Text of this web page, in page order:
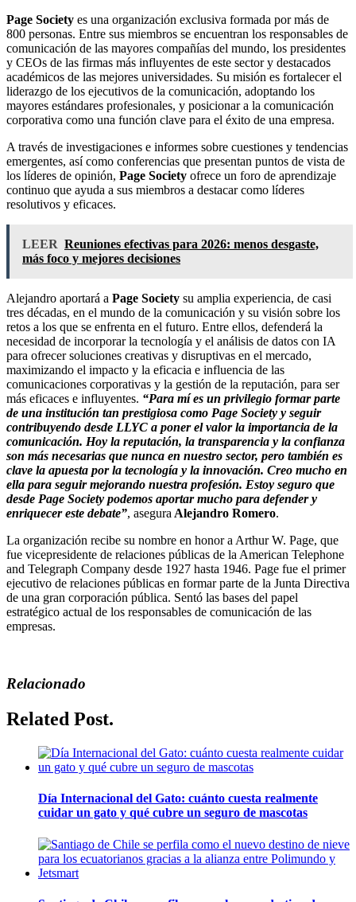
Page Society es una organización exclusiva formada por más de
800 personas. Entre sus miembros se encuentran los responsables de
comunicación de las mayores compañías del mundo, los presidentes
y CEOs de las firmas más influyentes de este sector y destacados
académicos de las mejores universidades. Su misión es fortalecer el
liderazgo de los ejecutivos de la comunicación, adoptando los
mayores estándares profesionales, y posicionar a la comunicación
corporativa como una función clave para el éxito de una empresa.
A través de investigaciones e informes sobre cuestiones y tendencias
emergentes, así como conferencias que presentan puntos de vista de
los líderes de opinión, Page Society ofrece un foro de aprendizaje
continuo que ayuda a sus miembros a destacar como líderes
resolutivos y eficaces.
LEER Reuniones efectivas para 2026: menos desgaste,
más foco y mejores decisiones
Alejandro aportará a Page Society su amplia experiencia, de casi
tres décadas, en el mundo de la comunicación y su visión sobre los
retos a los que se enfrenta en el futuro. Entre ellos, defenderá la
necesidad de incorporar la tecnología y el análisis de datos con IA
para ofrecer soluciones creativas y disruptivas en el mercado,
maximizando el impacto y la eficacia e influencia de las
comunicaciones corporativas y la gestión de la reputación, para ser
más eficaces e influyentes. “Para mí es un privilegio formar parte
de una institución tan prestigiosa como Page Society y seguir
contribuyendo desde LLYC a poner el valor la importancia de la
comunicación. Hoy la reputación, la transparencia y la confianza
son más necesarias que nunca en nuestro sector, pero también es
clave la apuesta por la tecnología y la innovación. Creo mucho en
ella para seguir mejorando nuestra profesión. Estoy seguro que
desde Page Society podemos aportar mucho para defender y
enriquecer este debate”, asegura Alejandro Romero.
La organización recibe su nombre en honor a Arthur W. Page, que
fue vicepresidente de relaciones públicas de la American Telephone
and Telegraph Company desde 1927 hasta 1946. Page fue el primer
ejecutivo de relaciones públicas en formar parte de la Junta Directiva
de una gran corporación pública. Sentó las bases del papel
estratégico actual de los responsables de comunicación de las
empresas.
Relacionado
Related Post.
Día Internacional del Gato: cuánto cuesta realmente
cuidar un gato y qué cubre un seguro de mascotas